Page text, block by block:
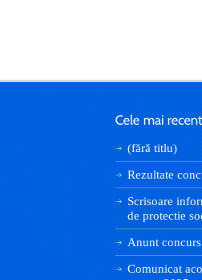
(fără titlu)
Rezultate
Scrisoare
de protectie
Anunt concurs
Comunicat